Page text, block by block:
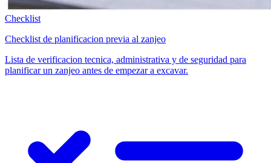
Checklist
Checklist de planificacion previa al zanjeo
Lista de verificacion tecnica, administrativa y de seguridad para
planificar un zanjeo antes de empezar a excavar.